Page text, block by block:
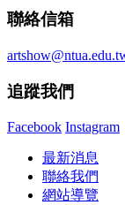
聯絡信箱
追蹤我們
Facebook Instagram
最新消息
聯絡我們
網站導覽